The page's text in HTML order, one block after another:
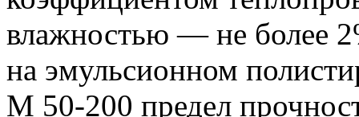
влажностью — не более
на эмульсионном
М 50-200 предел